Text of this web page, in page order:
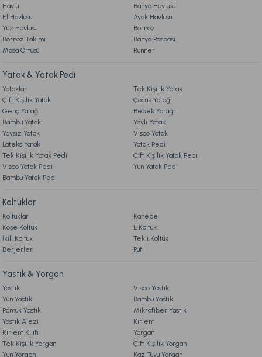
Havlu
Banyo Havlusu
El Havlusu
Ayak Havlusu
Yüz Havlusu
Bornoz
Bornoz Takımı
Banyo Paspası
Masa Örtüsü
Runner
Yatak & Yatak Pedi
Yataklar
Tek Kişilik Yatak
Çift Kişilik Yatak
Çocuk Yatağı
Genç Yatağı
Bebek Yatağı
Bambu Yatak
Yaylı Yatak
Yaysız Yatak
Visco Yatak
Lateks Yatak
Yatak Pedi
Tek Kişilik Yatak Pedi
Çift Kişilik Yatak Pedi
Visco Yatak Pedi
Yün Yatak Pedi
Bambu Yatak Pedi
Koltuklar
Koltuklar
Kanepe
Köşe Koltuk
L Koltuk
İkili Koltuk
Tekli Koltuk
Berjerler
Puf
Yastık & Yorgan
Yastık
Visco Yastık
Yün Yastık
Bambu Yastık
Pamuk Yastık
Mikrofiber Yastık
Yastık Alezi
Kırlent
Kırlent Kılıfı
Yorgan
Tek Kişilik Yorgan
Çift Kişilik Yorgan
Yün Yorgan
Kaz Tüyü Yorgan